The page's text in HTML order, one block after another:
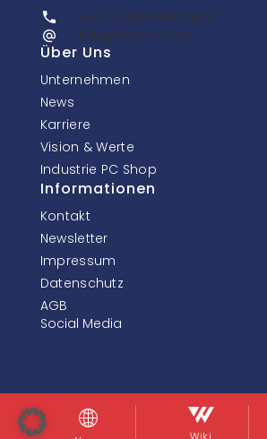
Wiki
+49 (0)89 666 096 0
info@inonet.com
Über Uns
Unternehmen
News
Karriere
Vision & Werte
Industrie PC Shop
Informationen
Kontakt
Newsletter
Impressum
Datenschutz
AGB
Social Media
© InoNet Computer GmbH. Alle